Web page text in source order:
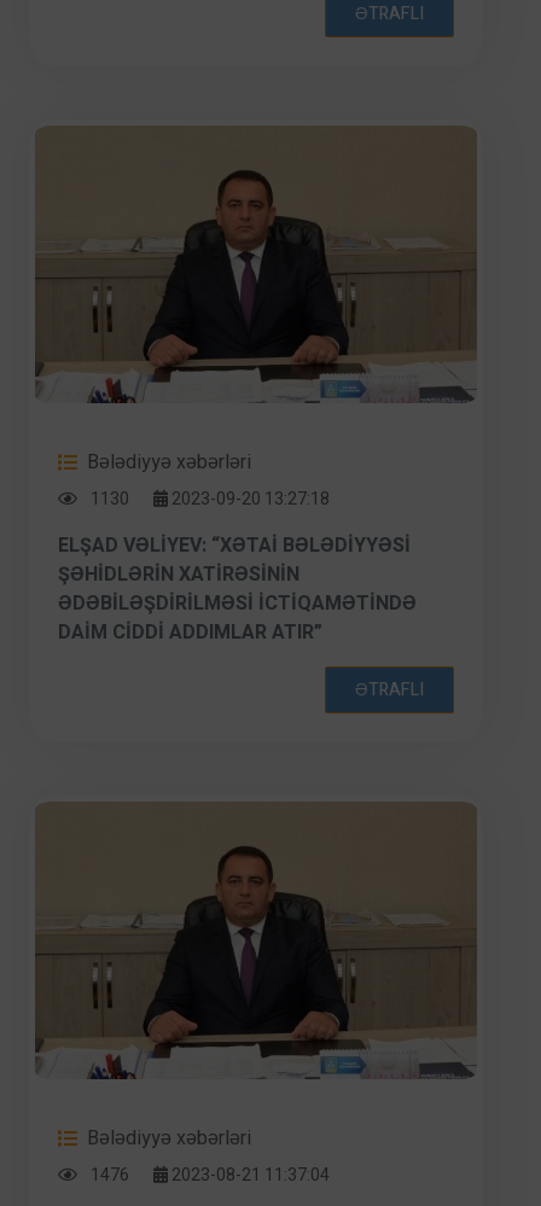
ƏTRAFLI
Bələdiyyə xəbərləri
1130 2023-09-20 13:27:18
ELŞAD VƏLIYEV: “XƏTAI BƏLƏDIYYƏSI
ŞƏHIDLƏRIN XATIRƏSININ
ƏDƏBILƏŞDIRILMƏSI ICTIQAMƏTINDƏ
DAIM CIDDI ADDIMLAR ATIR”
ƏTRAFLI
Bələdiyyə xəbərləri
1476 2023-08-21 11:37:04